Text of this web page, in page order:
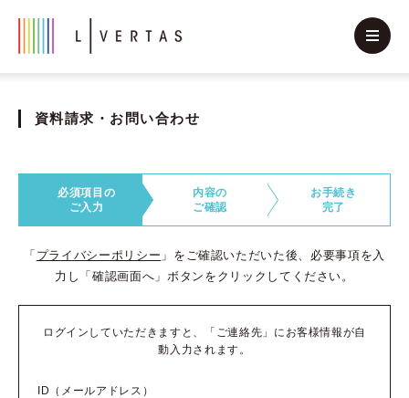
資料請求・お問い合わせ
必須項目の
ご入力
内容の
ご確認
お手続き
完了
「 プライバシーポリシー 」をご確認いただいた後、必要事項を入
力し「確認画面へ」ボタンをクリックしてください。
ログインしていただきますと、「ご連絡先」にお客様情報が自
動入力されます。
ID（メールアドレス）